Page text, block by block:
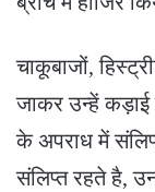
चाकूबाजों,
जाकर उन्हें कड़ाई
के अपराध में
संलिप्त रहते है,